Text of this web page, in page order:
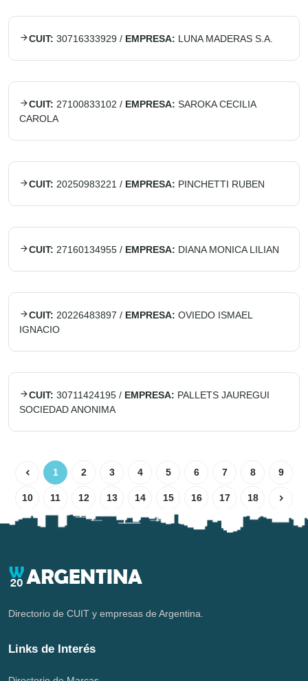
CUIT: 30716333929 / EMPRESA: LUNA MADERAS S.A.
CUIT: 27100833102 / EMPRESA: SAROKA CECILIA
CAROLA
CUIT: 20250983221 / EMPRESA: PINCHETTI RUBEN
CUIT: 27160134955 / EMPRESA: DIANA MONICA LILIAN
CUIT: 20226483897 / EMPRESA: OVIEDO ISMAEL
IGNACIO
CUIT: 30711424195 / EMPRESA: PALLETS JAUREGUI
SOCIEDAD ANONIMA
1 2 3 4 5 6 7 8 9
10 11 12 13 14 15 16 17 18
Directorio de CUIT y empresas de Argentina.
Links de Interés